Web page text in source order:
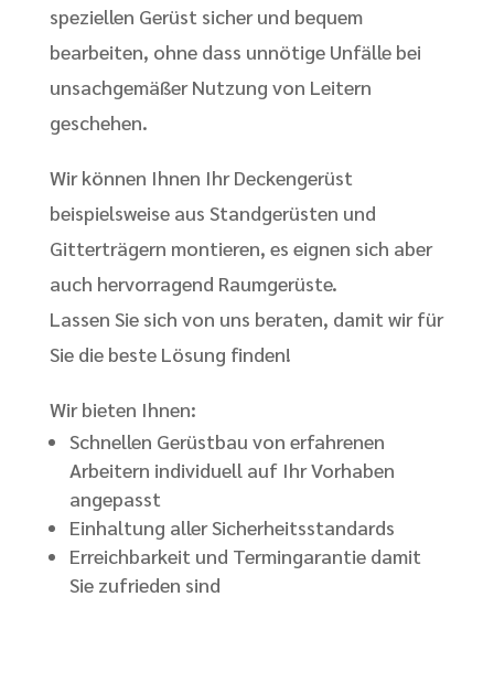
speziellen Gerüst sicher und bequem
bearbeiten, ohne dass unnötige Unfälle bei
unsachgemäßer Nutzung von Leitern
geschehen.
Wir können Ihnen Ihr Deckengerüst
beispielsweise aus Standgerüsten und
Gitterträgern montieren, es eignen sich aber
auch hervorragend Raumgerüste.
Lassen Sie sich von uns beraten, damit wir für
Sie die beste Lösung finden!
Wir bieten Ihnen:
Schnellen Gerüstbau von erfahrenen
Arbeitern individuell auf Ihr Vorhaben
angepasst
Einhaltung aller Sicherheitsstandards
Erreichbarkeit und Termingarantie damit
Sie zufrieden sind